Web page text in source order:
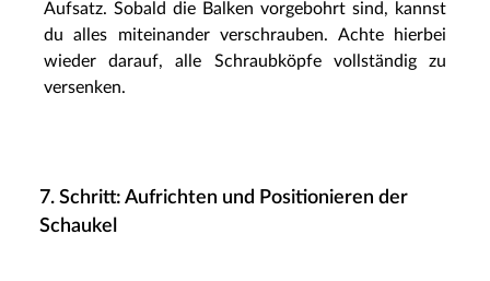
Aufsatz. Sobald die Balken vorgebohrt sind, kannst
du alles miteinander verschrauben. Achte hierbei
wieder darauf, alle Schraubköpfe vollständig zu
versenken.
7. Schritt: Aufrichten und Positionieren der
Schaukel